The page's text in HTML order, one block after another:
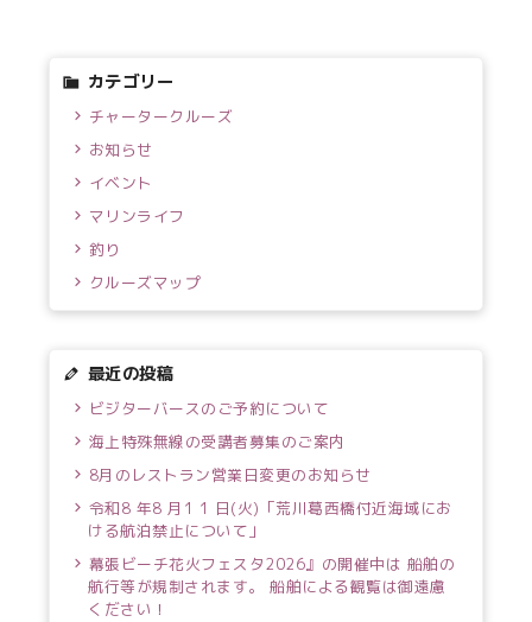
カテゴリー
チャータークルーズ
お知らせ
イベント
マリンライフ
釣り
クルーズマップ
最近の投稿
ビジターバースのご予約について
海上特殊無線の受講者募集のご案内
8月のレストラン営業日変更のお知らせ
令和8 年8 月1 1 日(火)「荒川葛西橋付近海域にお
ける航泊禁止について」
幕張ビーチ花火フェスタ2026』の開催中は 船舶の
航行等が規制されます。 船舶による観覧は御遠慮
ください！